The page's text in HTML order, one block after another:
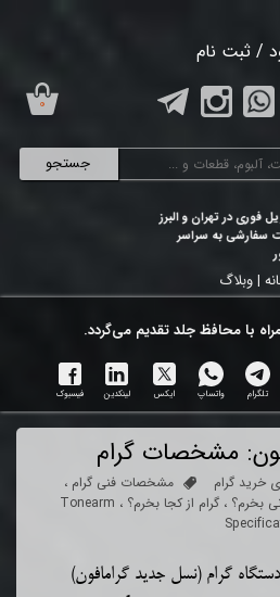
جستجو
/ ثبت نام
فوری در تهران و البرز
سفارشی به سراسر
۰
|وبلاگ
با محافظ جلد تقدیم می‌گردد.
تلگرام واتساپ ایکس لینکدین فیسبوک
مشخصات گرام
خرید گرام مشخصات فنی گرام ،
بخرم؟ ، گرام از کجا بخرم؟ ، Tonearm
گرام (نسل جدید گرامافون)